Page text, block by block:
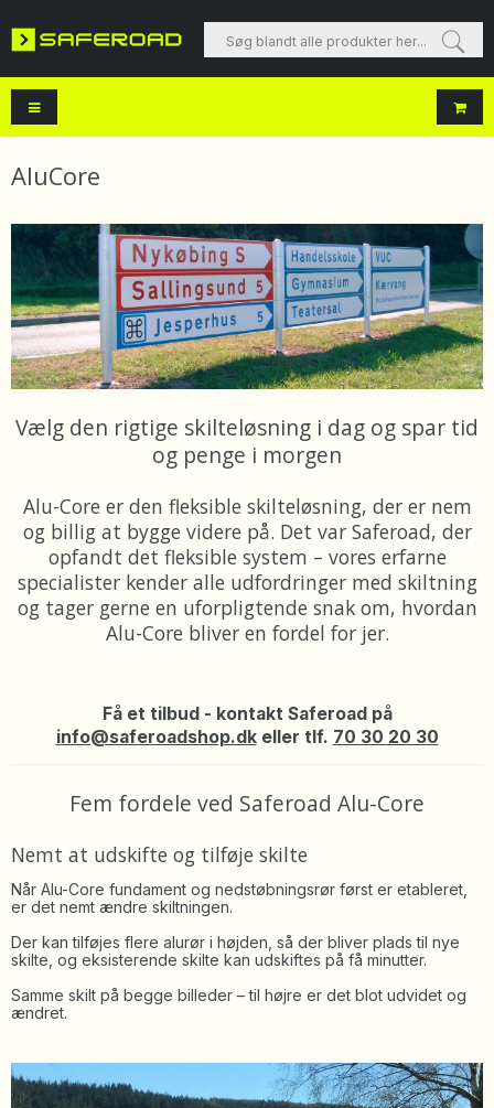
Søg blandt alle produkter her...
AluCore
Vælg den rigtige skilteløsning i dag og spar tid
og penge i morgen
Alu-Core er den fleksible skilteløsning, der er nem
og billig at bygge videre på. Det var Saferoad, der
opfandt det fleksible system – vores erfarne
specialister kender alle udfordringer med skiltning
og tager gerne en uforpligtende snak om, hvordan
Alu-Core bliver en fordel for jer.
Få et tilbud - kontakt Saferoad på
info@saferoadshop.dkeller tlf. 70 30 20 30
Fem fordele ved Saferoad Alu-Core
Nemt at udskifte og tilføje skilte
Når Alu-Core fundament og nedstøbningsrør først er etableret,
er det nemt ændre skiltningen.
Der kan tilføjes flere alurør i højden, så der bliver plads til nye
skilte, og eksisterende skilte kan udskiftes på få minutter.
Samme skilt på begge billeder – til højre er det blot udvidet og
ændret.